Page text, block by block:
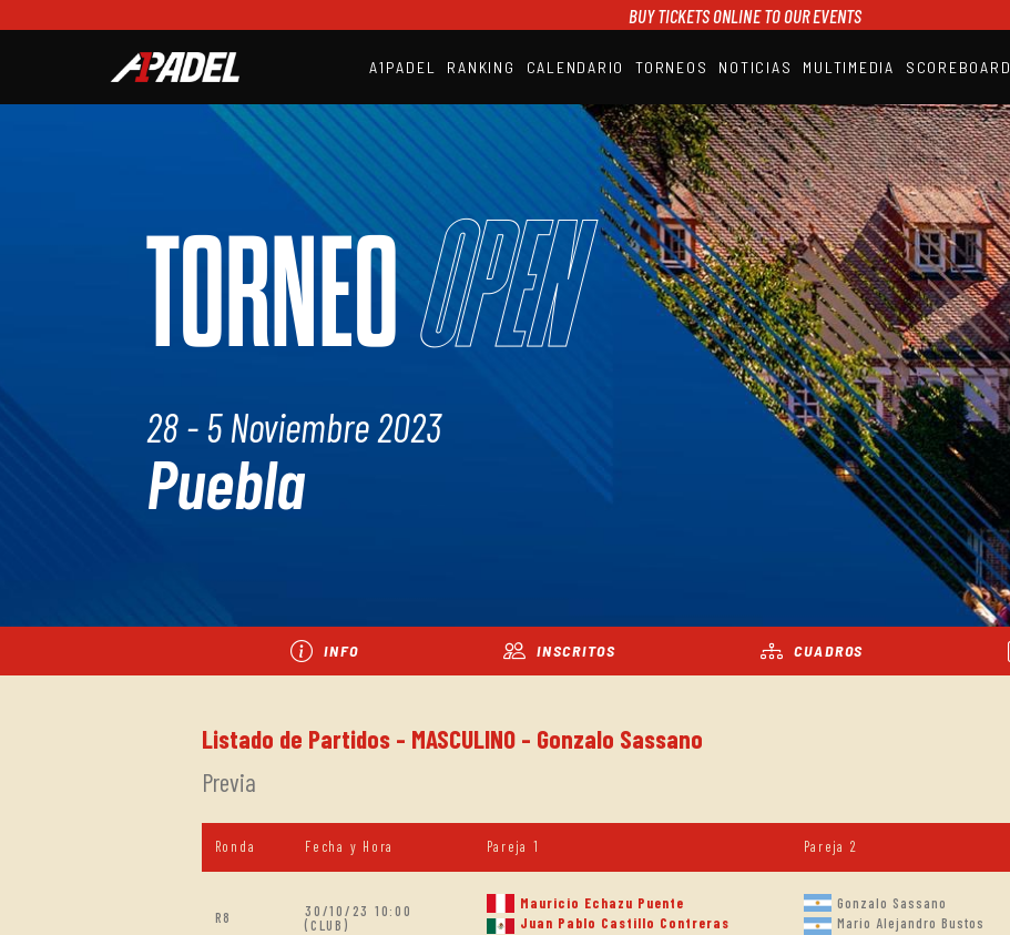
BUY TICKETS ONLINE TO OUR EVENTS
A1PADEL RANKING CALENDARIO TORNEOS NOTICIAS MULTIMEDIA SCOREBOARD
A1PADEL
RANKING
CALENDARIO
TORNEOS
NOTICIAS
MULTIMEDIA
SCOREBOARD
STREAMING
TORNEOOpen
28 - 5 Noviembre 2023
Puebla
INFO INSCRITOS CUADROS
Listado de Partidos - MASCULINO - Gonzalo Sassano
Previa
Ronda Fecha y Hora Pareja 1 Pareja 2
R8
30/10/23 10:00
(CLUB)
Mauricio Echazu Puente
Juan Pablo Castillo Contreras
Gonzalo Sassano
Mario Alejandro Bustos